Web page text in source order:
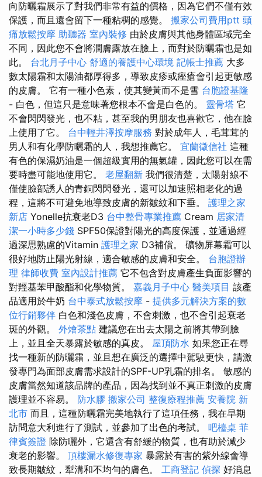
向防曬霜展示了對我們非常有益的價格，因為它們不僅有效
保護，而且還會留下一種粘稠的感覺。 搬家公司費用ptt 頭
痛放鬆按摩 助聽器 室內裝修 由於皮膚與其他身體區域完全
不同，因此您不會將潤膚露放在臉上，而對於防曬霜也是如
此。 台北月子中心 舒適的養護中心環境 記帳士推薦 大多
數太陽霜和太陽油都厚得多，導致皮疹或痤瘡會引起更敏感
的皮膚。 它有一種小色素，使其變黃而不是雪 台胞證基隆
- 白色，但這只是意味著您根本不會是白色的。 靈骨塔 它
不會閃閃發光，也不粘，甚至我的男朋友也喜歡它，他在臉
上使用了它。 台中輕井澤按摩服務 對於成年人，毛茸茸的
男人和有化學防曬霜的人，我想推薦它。 宜蘭徵信社 這種
有色的保濕奶油是一個超級實用的無氣罐，因此您可以在需
要時盡可能地使用它。 老屋翻新 我們很清楚，太陽射線不
僅使臉部誘人的青銅閃閃發光，還可以加速照相老化的過
程，這將不可避免地導致皮膚的新皺紋和下垂。 護理之家
新店 Yonelle抗衰老D3 台中整骨專業推薦 Cream 居家清
潔一小時多少錢 SPF50保證對陽光的高度保護，並通過經
過深思熟慮的Vitamin 護理之家 D3補償。 礦物屏幕霜可以
很好地防止陽光射線，適合敏感的皮膚和安全。 台胞證辦
理 律師收費 室內設計推薦 它不包含對皮膚產生負面影響的
對羥基苯甲酸酯和化學物質。 嘉義月子中心 醫美項目 該產
品適用於牛奶 台中泰式放鬆按摩 - 提供多元解決方案的數
位行銷夥伴 白色和淺色皮膚，不會刺激，也不會引起衰老
斑的外觀。 外燴茶點 建議您在出去太陽之前將其帶到臉
上，並且全天暴露於敏感的真皮。 屋頂防水 如果您正在尋
找一種新的防曬霜，並且想在廣泛的選擇中駕駛更快，請激
發專門為面部皮膚需求設計的SPF-UP乳霜的排名。 敏感的
皮膚當然知道該品牌的產品，因為找到並不真正刺激的皮膚
護理並不容易。 防水膠 搬家公司 整復療程推薦 安養院 新
北市 而且，這種防曬霜完美地執行了這項任務，我在早期
訪問意大利進行了測試，並參加了出色的考試。 吧檯桌 菲
律賓簽證 除防曬外，它還含有舒緩的物質，也有助於減少
衰老的影響。 頂樓漏水修復專家 暴露於有害的紫外線會導
致長期皺紋，犁溝和不均勻的膚色。 工商登記 偵探 好消息